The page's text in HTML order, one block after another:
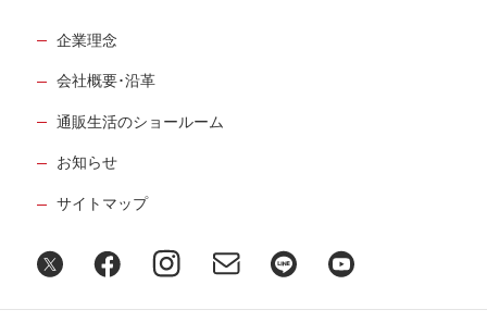
企業理念
会社概要･沿革
通販生活のショールーム
お知らせ
サイトマップ